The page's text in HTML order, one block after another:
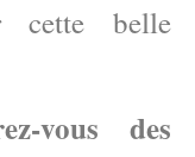
cette belle
vous des